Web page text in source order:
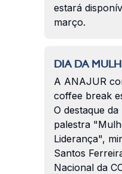
estará
março.
DIA DA
A ANAJUR
coffee break
O destaque
palestra
Liderança",
Santos
Nacional da